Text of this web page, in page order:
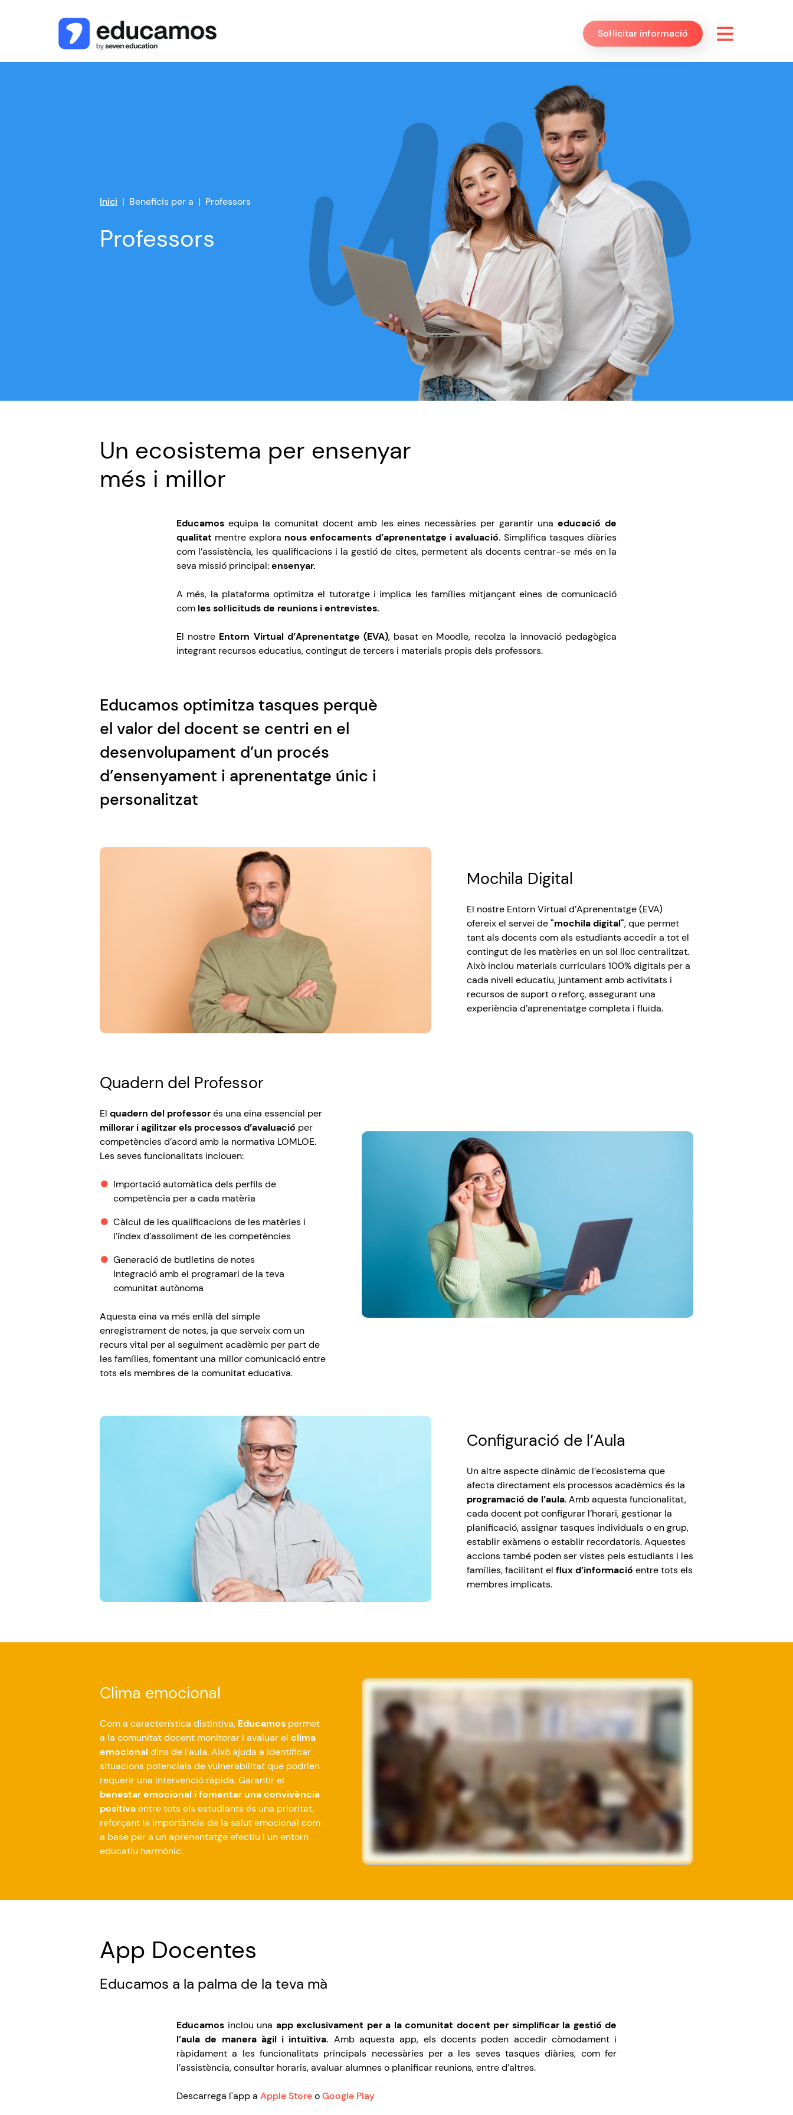
Sol·licitar informació
Inici Beneficis per a Professors
Professors
Un ecosistema per ensenyar
més i millor
Educamos equipa la comunitat docent amb les eines necessàries per garantir unaeducació de
qualitat mentre explora nous enfocaments d’aprenentatge i avaluació. Simplifica tasques diàries
com l’assistència, les qualificacions i la gestió de cites, permetent als docents centrar-se més en la
seva missió principal:ensenyar.
A més, la plataforma optimitza el tutoratge i implica les famílies mitjançant eines de comunicació
com les sol·licituds de reunions i entrevistes.
El nostre Entorn Virtual d’Aprenentatge (EVA), basat en Moodle, recolza la innovació pedagògica
integrant recursos educatius, contingut de tercers i materials propis dels professors.
Educamos optimitza tasques perquè
el valor del docent se centri en el
desenvolupament d’un procés
d’ensenyament i aprenentatge únic i
personalitzat
Mochila Digital
El nostre EntornVirtual d’Aprenentatge(EVA)
ofereixel servei de"mochila digital", que permet
tantalsdocentscomalsestudiantsaccedira totel
contingutde les matèriesen un sol lloccentralitzat.
Això inclou materialscurriculars100%digitalsper a
cada nivell educatiu, juntamentambactivitatsi
recursos desuporto reforç,assegurantuna
experiència d’aprenentatgecompleta i fluïda.
Quadern del Professor
El quadern del professorés una eina essencial per
millorar i agilitzar els processos d’avaluació per
competències d’acord amb la normativa LOMLOE.
Les seves funcionalitats inclouen:
Importació automàtica dels perfils de
competència per a cada matèria
Càlcul de les qualificacions de les matèries i
l’índex d’assoliment de les competències
Generació de butlletins de notes
Integració amb el programari de la teva
comunitat autònoma
Aquesta eina va més enllà del simple
enregistrament de notes, ja que serveix com un
recurs vital per al seguiment acadèmic per part de
les famílies, fomentant una millor comunicació entre
tots els membres de la comunitat educativa.
Configuració de l’Aula
Unaltreaspectedinàmicde l’ecosistema que
afecta directamentels processosacadèmicsésla
programació de l’aula.Ambaquesta funcionalitat,
cada docent potconfigurar l’horari, gestionar la
planificació,assignartasques individualso engrup,
establirexàmenso establir recordatoris.Aquestes
accionstambé poden ser vistes pelsestudiantsi les
famílies,facilitantel fluxd’informació entretotsels
membres implicats.
Clima emocional
Coma característica distintiva, Educamos permet
a la comunitatdocent monitorar i avaluar el clima
emocionaldinsde l’aula.Aixòajuda a identificar
situacions potencialsdevulnerabilitatque podrien
requerir una intervenció ràpida. Garantir el
benestaremocional i fomentar unaconvivència
positivaentretotselsestudiantsés una prioritat,
reforçant la importància de la salutemocional com
a base per a unaprenentatgeefectiu i unentorn
educatiu harmònic.
App Docentes
Educamos a la palma de la teva mà
Educamos inclou una app exclusivament per a la comunitat docent per simplificar la gestió de
l’aula de manera àgili intuïtiva. Amb aquesta app, els docentspoden accedir còmodamenti
ràpidament a les funcionalitats principals necessàriesper a les sevestasquesdiàries, com fer
l’assistència, consultar horaris, avaluar alumnes o planificar reunions, entred’altres.
Descarrega l'appa Apple StoreoGoogle Play